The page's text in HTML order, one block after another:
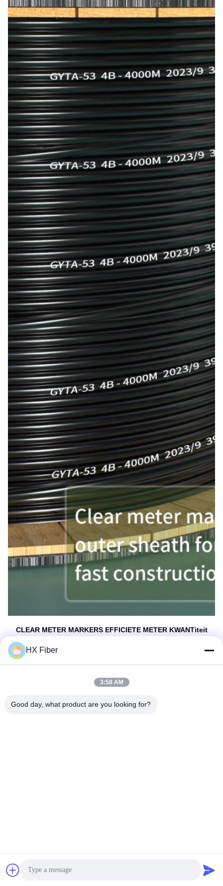
CLEAR METER MARKERS EFFICIETE METER KWANTiteit
Duidelijke meetmarkeringen op de PE-buitenste behuizing voor
een handige en snelle bouwbedrading
HX Fiber
3:58 AM
Good day, what product are you looking for?